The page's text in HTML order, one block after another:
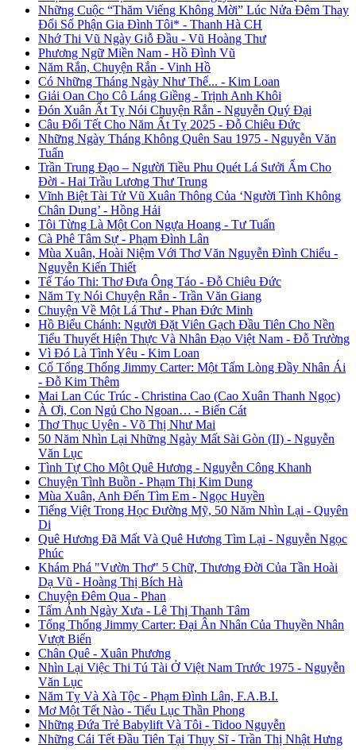
Những Cuộc “Thăm Viếng Không Mời” Lúc Nửa Đêm Thay
Đổi Số Phận Gia Đình Tôi* - Thanh Hà CH
Nhớ Thi Vũ Ngày Giỗ Đầu - Vũ Hoàng Thư
Phương Ngữ Miền Nam - Hồ Đình Vũ
Năm Rắn, Chuyện Rắn - Vinh Hồ
Có Những Tháng Ngày Như Thế... - Kim Loan
Giải Oan Cho Cô Láng Giềng - Trịnh Anh Khôi
Đón Xuân Ất Tỵ Nói Chuyện Rắn - Nguyễn Quý Đại
Câu Đối Tết Cho Năm Ất Tỵ 2025 - Đỗ Chiêu Đức
Những Ngày Tháng Không Quên Sau 1975 - Nguyễn Văn
Tuấn
Trần Trung Đạo – Người Tiều Phu Quét Lá Sưởi Ấm Cho
Đời - Hai Trầu Lương Thư Trung
Vĩnh Biệt Tài Tử Vũ Xuân Thông Của ‘Người Tình Không
Chân Dung’ - Hồng Hải
Tôi Từng Là Một Con Ngựa Hoang - Tư Tuấn
Cà Phê Tâm Sự - Phạm Đình Lân
Mùa Xuân, Hoài Niệm Với Thơ Văn Nguyễn Đình Chiểu -
Nguyễn Kiến Thiết
Tế Táo Thi: Thơ Đưa Ông Táo - Đỗ Chiêu Đức
Năm Tỵ Nói Chuyện Rắn - Trần Văn Giang
Chuyện Về Một Lá Thư - Phan Đức Minh
Hồ Biểu Chánh: Người Đặt Viên Gạch Đầu Tiên Cho Nền
Tiểu Thuyết Hiện Thực Và Nhân Đạo Việt Nam - Đỗ Trường
Vì Đó Là Tình Yêu - Kim Loan
Cố Tổng Thống Jimmy Carter: Một Tấm Lòng Đầy Nhân Ái
- Đỗ Kim Thêm
Mai Lan Cúc Trúc - Christina Cao (Cao Xuân Thanh Ngọc)
À Ơi, Con Ngủ Cho Ngoan… - Biển Cát
Thơ Thục Uyên - Võ Thị Như Mai
50 Năm Nhìn Lại Những Ngày Mất Sài Gòn (II) - Nguyễn
Văn Lục
Tình Tự Cho Một Quê Hương - Nguyễn Công Khanh
Chuyện Tình Buồn - Phạm Thị Kim Dung
Mùa Xuân, Anh Đến Tìm Em - Ngọc Huyền
Tiếng Việt Trong Học Đường Mỹ, 50 Năm Nhìn Lại - Quyên
Di
Quê Hương Đã Mất Và Quê Hương Tìm Lại - Nguyễn Ngọc
Phúc
Khám Phá "Vườn Thơ" 5 Chữ, Thương Đời Của Tần Hoài
Dạ Vũ - Hoàng Thị Bích Hà
Chuyện Đêm Qua - Phan
Tấm Ảnh Ngày Xưa - Lê Thị Thanh Tâm
Tổng Thống Jimmy Carter: Đại Ân Nhân Của Thuyền Nhân
Vượt Biển
Chân Quê - Xuân Phương
Nhìn Lại Việc Thi Tú Tài Ở Việt Nam Trước 1975 - Nguyễn
Văn Lục
Năm Tỵ Và Xà Tộc - Phạm Đình Lân, F.A.B.I.
Mơ Một Tết Nào - Tiểu Lục Thần Phong
Những Đứa Trẻ Babylift Và Tôi - Tidoo Nguyễn
Những Cái Tết Đầu Tiên Tại Thụy Sĩ - Trần Thị Nhật Hưng